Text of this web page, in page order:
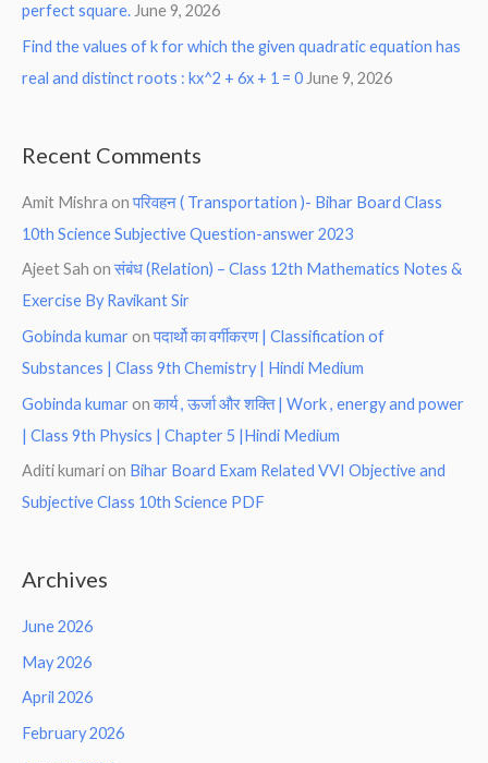
perfect square. June 9, 2026
Find the values of k for which the given quadratic equation has
real and distinct roots : kx^2 + 6x + 1 = 0 June 9, 2026
Recent Comments
Amit Mishra onपरिवहन ( Transportation )- Bihar Board Class
10th Science Subjective Question-answer 2023
Ajeet Sah onसंबंध (Relation) – Class 12th Mathematics Notes &
Exercise By Ravikant Sir
Gobinda kumar onपदार्थो का वर्गीकरण | Classification of
Substances | Class 9th Chemistry | Hindi Medium
Gobinda kumar onकार्य , ऊर्जा और शक्ति | Work , energy and power
| Class 9th Physics | Chapter 5 |Hindi Medium
Aditi kumari on Bihar Board Exam Related VVI Objective and
Subjective Class 10th Science PDF
Archives
June 2026
May 2026
April 2026
February 2026